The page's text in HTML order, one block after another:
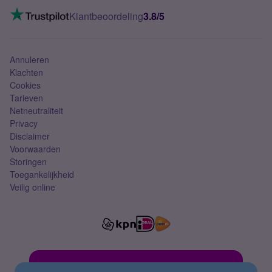
Mobiel abonnement
VoLTE 4G bellenKlantbeoordeling3.8/5
Annuleren
Klachten
Cookies
Tarieven
Netneutraliteit
Privacy
Disclaimer
Voorwaarden
Storingen
Toegankelijkheid
Veilig online